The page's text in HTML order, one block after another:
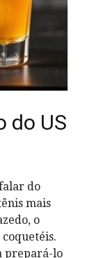
do US
do
mais
o
prepará-lo